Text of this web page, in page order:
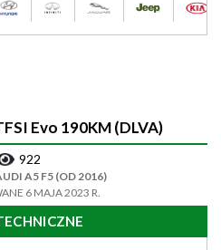
Evo 190KM (DLVA)
922
A5 F5 (OD 2016)
6 MAJA 2023 R.